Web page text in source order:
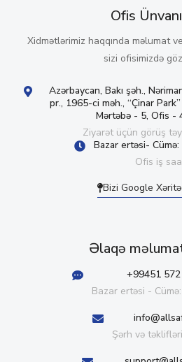
Ofis
Xidmətlərimiz haqqında məlumat
sizi ofisimizdə
Azərbaycan, Bakı şəh.,
pr., 1965-ci məh., “Çinar
Mərtəbə - 5, Ofis -
Ziyarət üçün görüş
Bazar ertəsi-
Ofis iş
Bizi Google
Əlaqə
+99451
Bazar ertəsi -
Şərh və